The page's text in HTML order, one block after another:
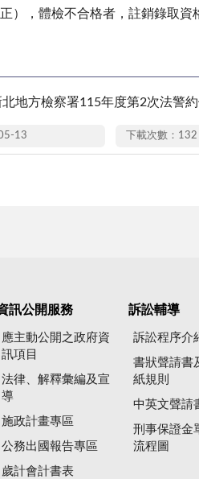
），體檢不合格者，註銷錄取資
地方檢察署115年度第2次法警
13 下載次數：132
訊公開服務
應主動公開之政府資
訊項目
法律、解釋彙編及宣
導
施政計畫專區
公務出國報告專區
歲計會計書表
訴訟輔導
訴訟程序介
書狀聲請書
紙規則
中英文聲請
刑事保證金
流程圖